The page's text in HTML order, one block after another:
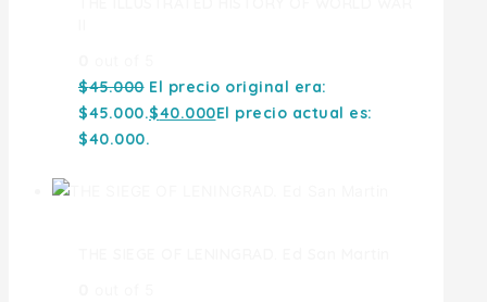
$45.000 El precio original era:
$45.000.$40.000El precio actual es:
$40.000.